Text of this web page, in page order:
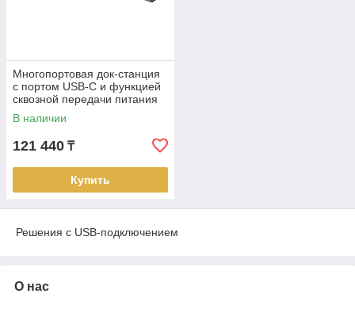
Многопортовая док-станция
с портом USB-C и функцией
сквозной передачи питания
Power Pass-Through UH3237
ATEN
В наличии
121 440 ₸
Купить
Решения с USB-подключением
О нас